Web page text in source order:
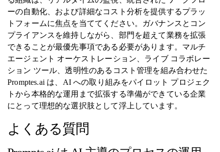
ーの自動化、および詳細なコスト分析を提供するプラッ
トフォームに焦点を当ててください。ガバナンスとコン
プライアンスを維持しながら、部門を超えて業務を拡張
できることが最優先事項である必要があります。マルチ
エージェント オーケストレーション、ライブ コラボレー
ション ツール、透明性のあるコスト管理を組み合わせた
Promptes.ai は、AI への取り組みをパイロット プロジェク
トから本格的な運用まで拡張する準備ができている企業
にとって理想的な選択肢として浮上しています。
よくある質問